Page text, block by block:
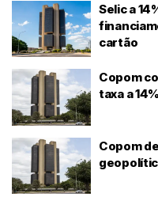
Selic a
cartão
Copom
taxa a
Copom